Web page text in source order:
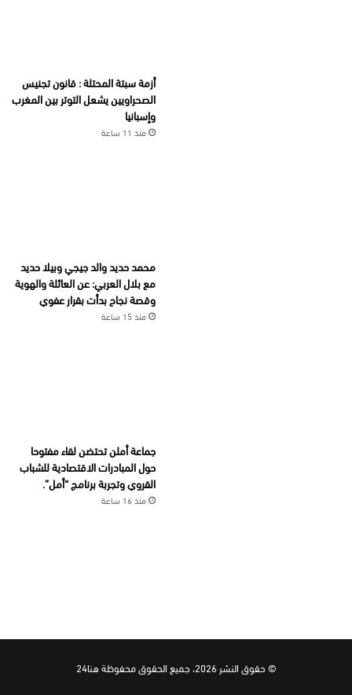
أزمة سبتة المحتلة : قانون تجنيس
الصحراويين يشعل التوتر بين المغرب
وإسبانيا
منذ 11 ساعة
محمد حديد والد جيجي وبيلا حديد
مع بلال العربي: عن العائلة والهوية
وقصة نجاح بدأت بقرار عفوي
منذ 15 ساعة
جماعة أملن تحتضن لقاء مفتوحا
حول المبادرات الاقتصادية للشباب
القروي وتجربة برنامج “أمل”.
منذ 16 ساعة
© حقوق النشر 2026، جميع الحقوق محفوظة هنا24